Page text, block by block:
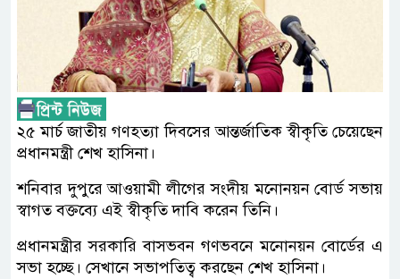
২৫ মার্চ জাতীয় গণহত্যা দিবসের আন্তর্জাতিক স্বীকৃতি চেয়েছেন
প্রধানমন্ত্রী শেখ হাসিনা।
শনিবার দুপুরে আওয়ামী লীগের সংদীয় মনোনয়ন বোর্ড সভায়
স্বাগত বক্তব্যে এই স্বীকৃতি দাবি করেন তিনি।
প্রধানমন্ত্রীর সরকারি বাসভবন গণভবনে মনোনয়ন বোর্ডের এ
সভা হচ্ছে। সেখানে সভাপতিত্ব করছেন শেখ হাসিনা।